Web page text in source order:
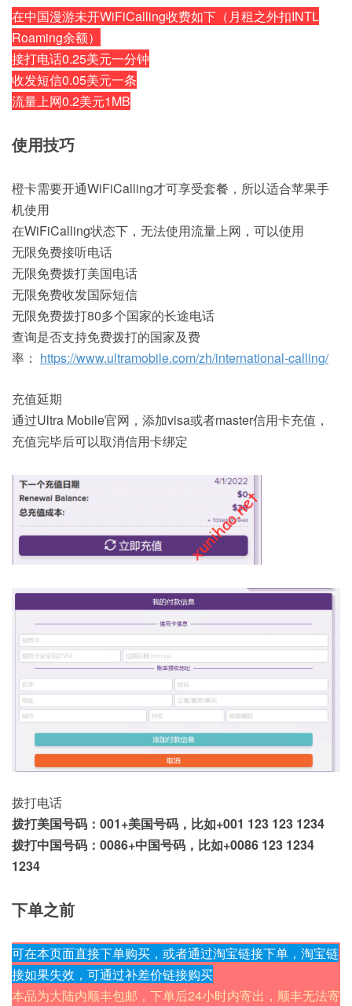
在中国漫游未开WiFiCalling收费如下（月租之外扣INTL
Roaming余额）
接打电话0.25美元一分钟
收发短信0.05美元一条
流量上网0.2美元1MB
使用技巧
橙卡需要开通WiFiCalling才可享受套餐，所以适合苹果手
机使用
在WiFiCalling状态下，无法使用流量上网，可以使用
无限免费接听电话
无限免费拨打美国电话
无限免费收发国际短信
无限免费拨打80多个国家的长途电话
查询是否支持免费拨打的国家及费
率： https://www.ultramobile.com/zh/international-calling/
充值延期
通过Ultra Mobile官网，添加visa或者master信用卡充值，
充值完毕后可以取消信用卡绑定
拨打电话
拨打美国号码：001+美国号码，比如+001 123 123 1234
拨打中国号码：0086+中国号码，比如+0086 123 1234
1234
下单之前
可在本页面直接下单购买，或者通过淘宝链接下单，淘宝链
接如果失效，可通过补差价链接购买
本品为大陆内顺丰包邮，下单后24小时内寄出，顺丰无法寄